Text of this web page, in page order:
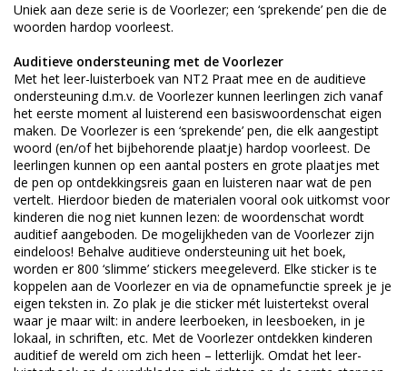
Uniek aan deze serie is de Voorlezer; een ‘sprekende’ pen die de
woorden hardop voorleest.
Auditieve ondersteuning met de Voorlezer
Met het leer-luisterboek van NT2 Praat mee en de auditieve
ondersteuning d.m.v. de Voorlezer kunnen leerlingen zich vanaf
het eerste moment al luisterend een basiswoordenschat eigen
maken. De Voorlezer is een ‘sprekende’ pen, die elk aangestipt
woord (en/of het bijbehorende plaatje) hardop voorleest. De
leerlingen kunnen op een aantal posters en grote plaatjes met
de pen op ontdekkingsreis gaan en luisteren naar wat de pen
vertelt. Hierdoor bieden de materialen vooral ook uitkomst voor
kinderen die nog niet kunnen lezen: de woordenschat wordt
auditief aangeboden. De mogelijkheden van de Voorlezer zijn
eindeloos! Behalve auditieve ondersteuning uit het boek,
worden er 800 ‘slimme’ stickers meegeleverd. Elke sticker is te
koppelen aan de Voorlezer en via de opnamefunctie spreek je je
eigen teksten in. Zo plak je die sticker mét luistertekst overal
waar je maar wilt: in andere leerboeken, in leesboeken, in je
lokaal, in schriften, etc. Met de Voorlezer ontdekken kinderen
auditief de wereld om zich heen – letterlijk. Omdat het leer-